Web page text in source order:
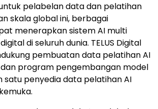
pelabelan data dan pelatihan
skala global ini, berbagai
menerapkan sistem AI multi
di seluruh dunia. TELUS Digital
pembuatan data pelatihan AI
program pengembangan model
satu penyedia data pelatihan AI